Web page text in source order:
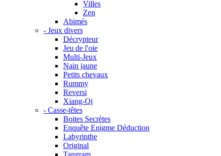
Villes
Zen
Abimés
- Jeux divers
Décrypteur
Jeu de l'oie
Multi-Jeux
Nain jaune
Petits chevaux
Rummy
Reversi
Xiang-Qi
- Casse-têtes
Boites Secrètes
Enquête Enigme Déduction
Labyrinthe
Original
Tangram